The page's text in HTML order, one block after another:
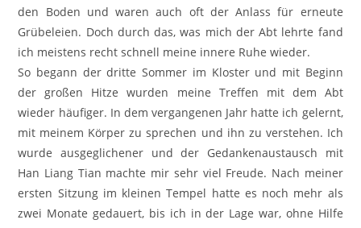
den Boden und waren auch oft der Anlass für erneute
Grübeleien. Doch durch das, was mich der Abt lehrte fand
ich meistens recht schnell meine innere Ruhe wieder.
So begann der dritte Sommer im Kloster und mit Beginn
der großen Hitze wurden meine Treffen mit dem Abt
wieder häufiger. In dem vergangenen Jahr hatte ich gelernt,
mit meinem Körper zu sprechen und ihn zu verstehen. Ich
wurde ausgeglichener und der Gedankenaustausch mit
Han Liang Tian machte mir sehr viel Freude. Nach meiner
ersten Sitzung im kleinen Tempel hatte es noch mehr als
zwei Monate gedauert, bis ich in der Lage war, ohne Hilfe